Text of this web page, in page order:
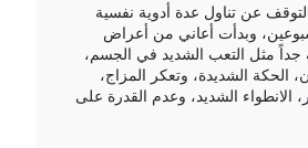
عن تناول عدة أدوية نفسية
وبدأت أعاني من أعراض
جداً مثل التعب الشديد في الجسم،
الحكة الشديدة، وتعكر المزاج،
الانطواء الشديد، وعدم القدرة على
وبركاته، […]